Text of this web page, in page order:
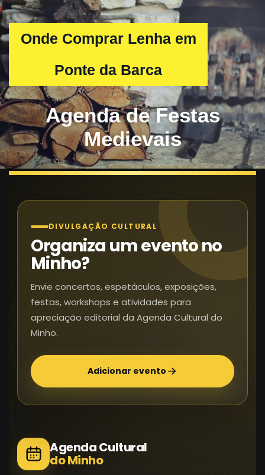
Onde Comprar Lenha em
Ponte da Barca
Agenda de Festas
Medievais
DIVULGAÇÃO CULTURAL
Organiza um evento no
Minho?
Envie concertos, espetáculos, exposições,
festas, workshops e atividades para
apreciação editorial da Agenda Cultural do
Minho.
Adicionar evento
Agenda Cultural
do Minho